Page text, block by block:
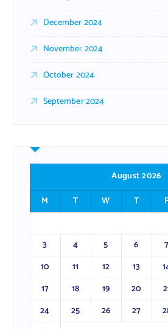
December 2024
November 2024
October 2024
September 2024
August 2026
M
T W T F
3
4 5 6 7
10
11 12 13
17
18 19 20
24
25 26 27